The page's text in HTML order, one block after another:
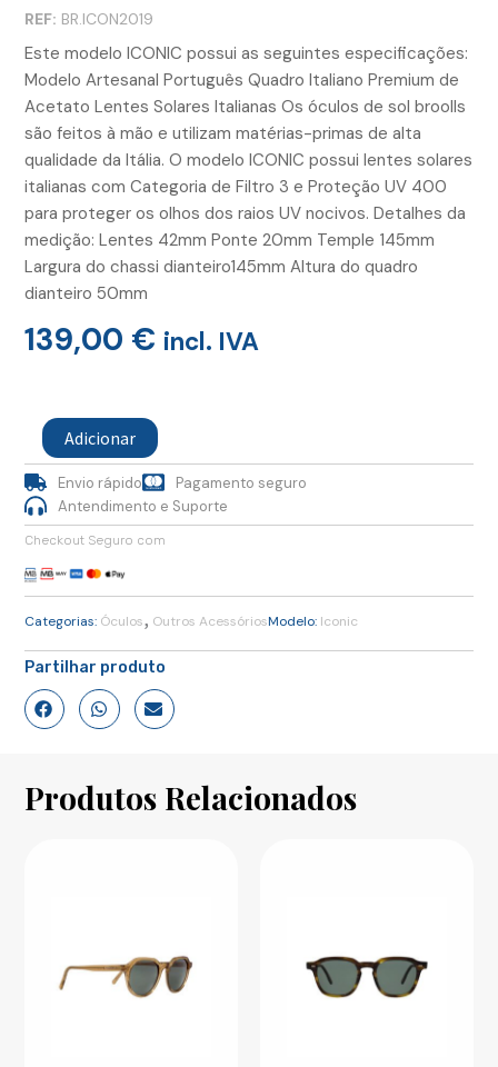
REF: BR.ICON2019
Este modelo ICONIC possui as seguintes especificações:
Modelo Artesanal Português Quadro Italiano Premium de
Acetato Lentes Solares Italianas Os óculos de sol broolls
são feitos à mão e utilizam matérias-primas de alta
qualidade da Itália. O modelo ICONIC possui lentes solares
italianas com Categoria de Filtro 3 e Proteção UV 400
para proteger os olhos dos raios UV nocivos. Detalhes da
medição: Lentes 42mm Ponte 20mm Temple 145mm
Largura do chassi dianteiro145mm Altura do quadro
dianteiro 50mm
139,00 € incl. IVA
Oculos
Iconic
Shadow
Adicionar
Envio rápido
Pagamento seguro
Antendimento e Suporte
Checkout Seguro com
Categorias: Óculos, Outros AcessóriosModelo: Iconic
Partilhar produto
Produtos Relacionados